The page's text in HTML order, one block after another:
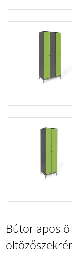
Bútorlapos